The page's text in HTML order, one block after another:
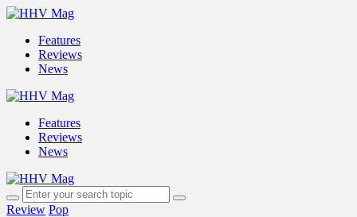
Features
Reviews
News
Features
Reviews
News
Review Pop